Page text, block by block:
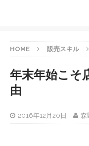
HOME 販売スキル
年末年始こそ
由
2016年12月20日 森